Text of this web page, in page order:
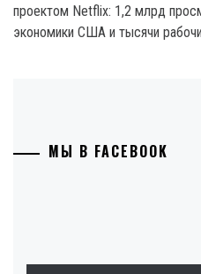
проектом Netflix: 1,2 млрд
экономики США и тысячи
МЫ В FACEBOOK